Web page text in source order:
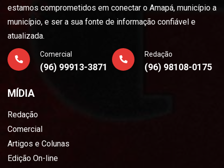
estamos comprometidos em conectar o Amapá, município a
município, e ser a sua fonte de informação confiável e
atualizada.
Comercial
(96) 99913-3871
Redação
(96) 98108-0175
MÍDIA
Redação
Comercial
Artigos e Colunas
Edição On-line